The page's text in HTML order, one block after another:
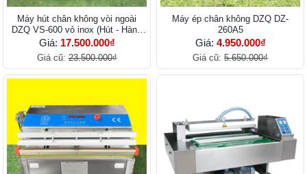
Máy hút chân không vòi ngoài
DZQ VS-600 vỏ inox (Hút - Hàn -
Thổi)
Giá: 17.500.000₫
Giá cũ:23.500.000₫
Máy ép chân không DZQ DZ-
260A5
Giá: 4.950.000₫
Giá cũ: 5.650.000₫